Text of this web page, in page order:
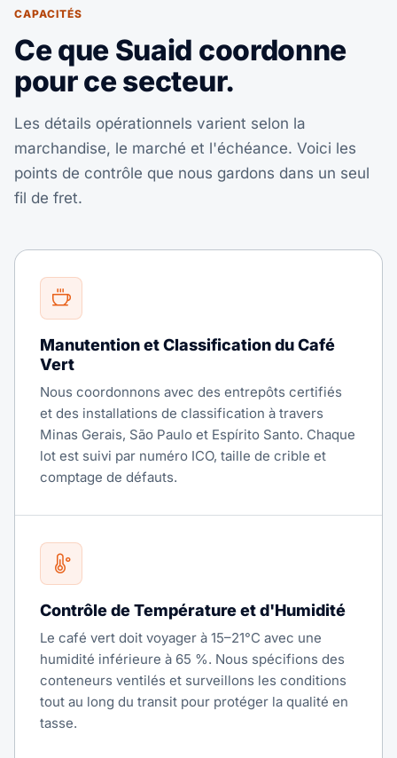
CAPACITÉS
Ce que Suaid coordonne
pour ce secteur.
Les détails opérationnels varient selon la
marchandise, le marché et l'échéance. Voici les
points de contrôle que nous gardons dans un seul
fil de fret.
Manutention et Classification du Café
Vert
Nous coordonnons avec des entrepôts certifiés
et des installations de classification à travers
Minas Gerais, São Paulo et Espírito Santo. Chaque
lot est suivi par numéro ICO, taille de crible et
comptage de défauts.
Contrôle de Température et d'Humidité
Le café vert doit voyager à 15–21°C avec une
humidité inférieure à 65 %. Nous spécifions des
conteneurs ventilés et surveillons les conditions
tout au long du transit pour protéger la qualité en
tasse.